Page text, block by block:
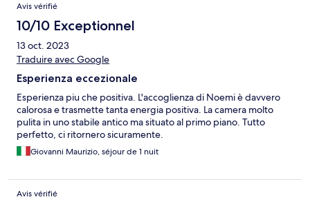
Avis vérifié
10/10 Exceptionnel
13 oct. 2023
Traduire avec Google
Esperienza eccezionale
Esperienza piu che positiva. L'accoglienza di Noemi è davvero
calorosa e trasmette tanta energia positiva. La camera molto
pulita in uno stabile antico ma situato al primo piano. Tutto
perfetto, ci ritornero sicuramente.
Giovanni Maurizio, séjour de 1 nuit
Avis vérifié